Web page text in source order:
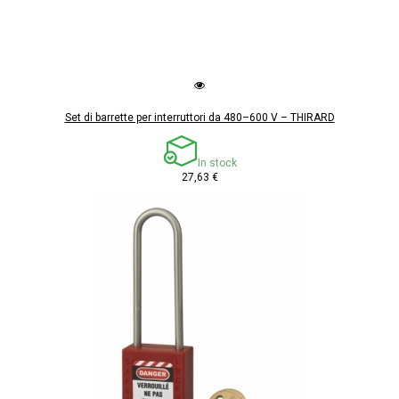
Set di barrette per interruttori da 480–600 V – THIRARD
In stock
27,63 €